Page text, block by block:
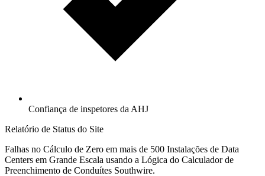
Confiança de inspetores da AHJ
Relatório de Status do Site
Falhas no Cálculo de Zero em mais de 500 Instalações de Data
Centers em Grande Escala usando a Lógica do Calculador de
Preenchimento de Conduítes Southwire.